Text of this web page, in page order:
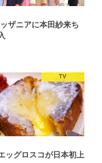
ザニアに本田紗来ち
TV
グロスコが日本初上